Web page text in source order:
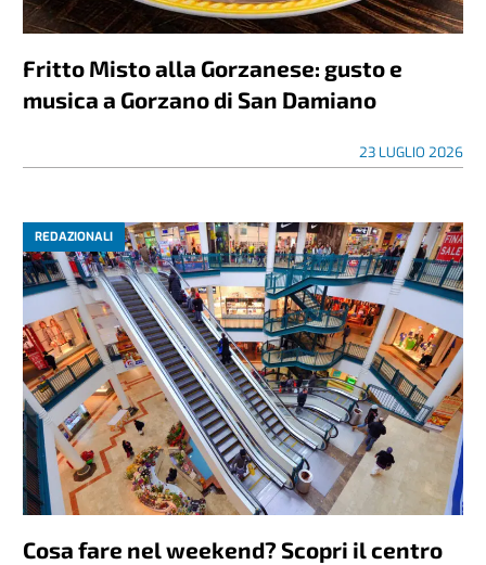
Fritto Misto alla Gorzanese: gusto e
musica a Gorzano di San Damiano
23 LUGLIO 2026
REDAZIONALI
Cosa fare nel weekend? Scopri il centro